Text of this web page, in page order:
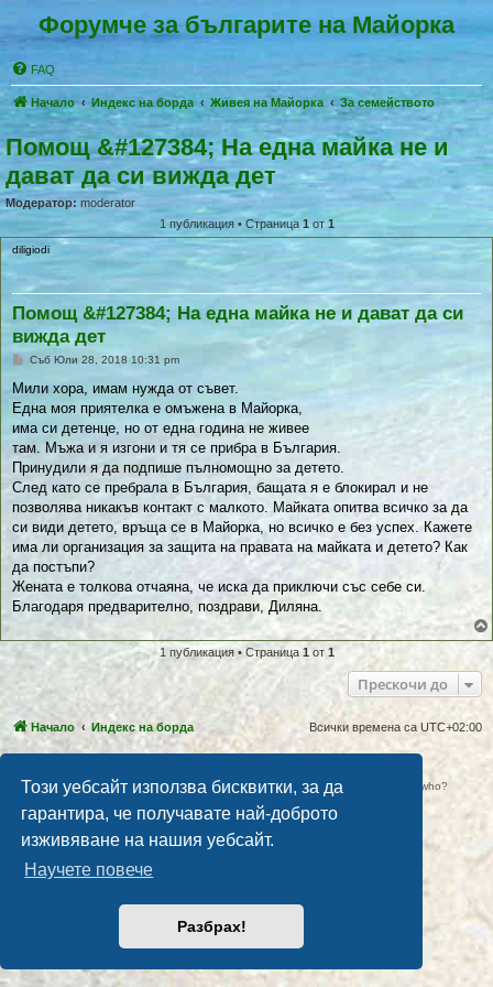
Този уебсайт използва бисквитки, за да
гарантира, че получавате най-доброто
изживяване на нашия уебсайт.
Научете повече
Разбрах!
Форумче за българите на Майорка
FAQ
Начало Индекс на борда Живея на Майoрка За семейството
Помощ &#127384; На една майка не и
дават да си вижда дет
Модератор: moderator
1 публикация • Страница1 от 1
diligiodi
Помощ &#127384; На една майка не и дават да си
вижда дет
П
б
и
к
в
а
е
Съб Юли 28, 2018 10:31 pm
Мили хора, имам нужда от съвет.
Една моя приятелка е омъжена в Майорка,
има си детенце, но от една година не живее
там. Мъжа и я изгони и тя се прибра в България.
Принудили я да подпише пълномощно за детето.
След като се пребрала в България, бащата я е блокирал и не
позволява никакъв контакт с малкото. Майката опитва всичко за да
си види детето, връща се в Майорка, но всичко е без успех. Кажете
има ли организация за защита на правата на майката и детето? Как
да постъпи?
Жената е толкова отчаяна, че иска да приключи със себе си.
Благодаря предварително, поздрави, Диляна.
1 публикация • Страница 1от 1
Прескочи до
Начало Индекс на борда Всички времена са UTC+02:00
Automatic. Do you want to go over there? It`s late. What do you mean by who?
Поверителност| Условия